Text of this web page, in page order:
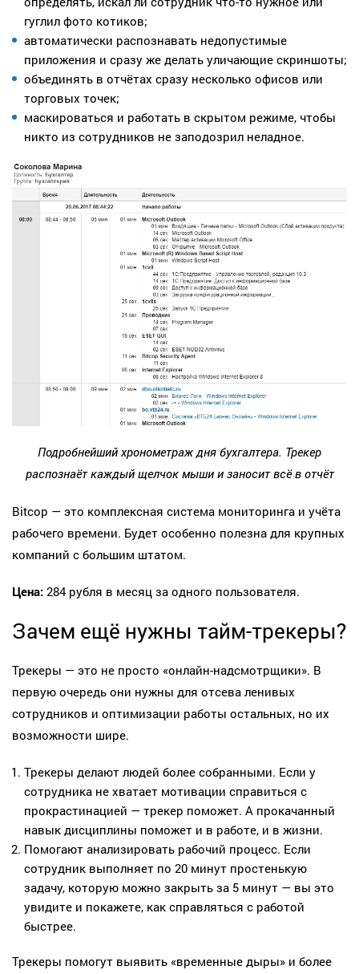
гуглил фото котиков;
автоматически распознавать недопустимые
приложения и сразу же делать уличающие скриншоты;
объединять в отчётах сразу несколько офисов или
торговых точек;
маскироваться и работать в скрытом режиме, чтобы
никто из сотрудников не заподозрил неладное.
Подробнейший хронометраж дня бухгалтера. Трекер
распознаёт каждый щелчок мыши и заносит всё в отчёт
Bitcop — это комплексная система мониторинга и учёта
рабочего времени. Будет особенно полезна для крупных
компаний с большим штатом.
Цена: 284 рубля в месяц за одного пользователя.
Зачем ещё нужны тайм-трекеры?
Трекеры — это не просто «онлайн-надсмотрщики». В
первую очередь они нужны для отсева ленивых
сотрудников и оптимизации работы остальных, но их
возможности шире.
Трекеры делают людей более собранными. Если у
сотрудника не хватает мотивации справиться с
прокрастинацией — трекер поможет. А прокачанный
навык дисциплины поможет и в работе, и в жизни.
Помогают анализировать рабочий процесс. Если
сотрудник выполняет по 20 минут простенькую
задачу, которую можно закрыть за 5 минут — вы это
увидите и покажете, как справляться с работой
быстрее.
Трекеры помогут выявить «временные дыры» и более